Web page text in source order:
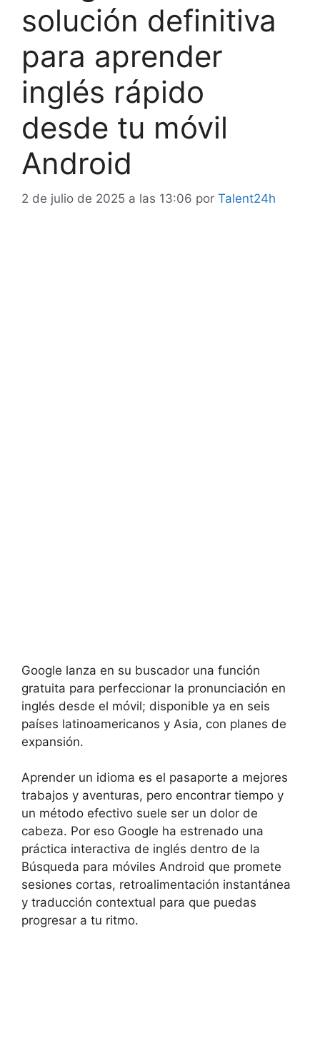
solución definitiva
para aprender
inglés rápido
desde tu móvil
Android
2 de julio de 2025 a las 13:06 por Talent24h
Google lanza en su buscador una función
gratuita para perfeccionar la pronunciación en
inglés desde el móvil; disponible ya en seis
países latinoamericanos y Asia, con planes de
expansión.
Aprender un idioma es el pasaporte a mejores
trabajos y aventuras, pero encontrar tiempo y
un método efectivo suele ser un dolor de
cabeza. Por eso Google ha estrenado una
práctica interactiva de inglés dentro de la
Búsqueda para móviles Android que promete
sesiones cortas, retroalimentación instantánea
y traducción contextual para que puedas
progresar a tu ritmo.